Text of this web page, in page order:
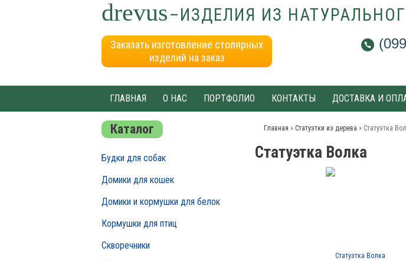
drevus–ИЗДЕЛИЯ ИЗ
Заказать изготовление столярных
изделий на заказ
ГЛАВНАЯ О НАС ПОРТФОЛИО КОНТАКТЫ ДОСТАВКА И
Каталог
Будки для собак
Домики для кошек
Домики и кормушки для белок
Кормушки для птиц
Скворечники
Главная » Статуэтки из дерева » Статуэтка
Статуэтка Волка